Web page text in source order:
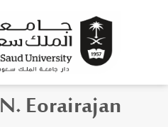
تجاوز إلى المحتوى الرئيسيN. Eorairajan